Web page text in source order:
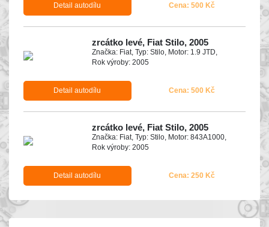
Detail autodílu Cena: 500 Kč
zrcátko levé, Fiat Stilo, 2005
Značka: Fiat, Typ: Stilo, Motor: 1.9 JTD,
Rok výroby: 2005
Detail autodílu Cena: 500 Kč
zrcátko levé, Fiat Stilo, 2005
Značka: Fiat, Typ: Stilo, Motor: 843A1000,
Rok výroby: 2005
Detail autodílu Cena: 250 Kč